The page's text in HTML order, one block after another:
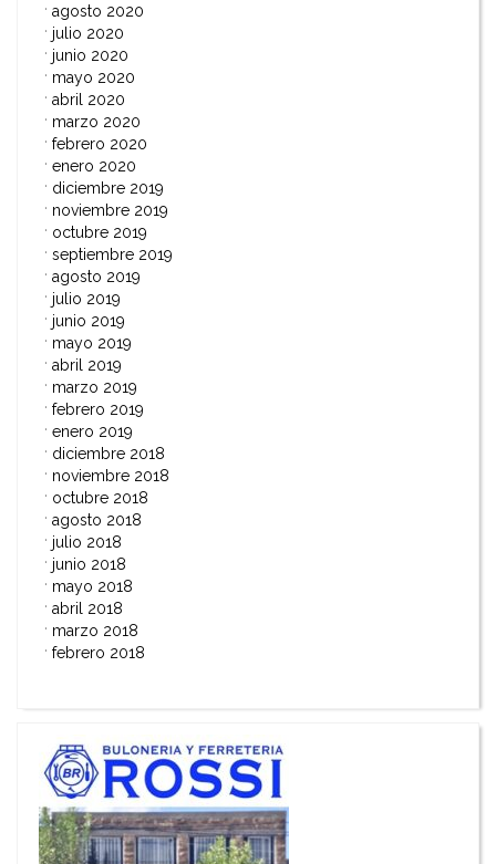
agosto 2020
julio 2020
junio 2020
mayo 2020
abril 2020
marzo 2020
febrero 2020
enero 2020
diciembre 2019
noviembre 2019
octubre 2019
septiembre 2019
agosto 2019
julio 2019
junio 2019
mayo 2019
abril 2019
marzo 2019
febrero 2019
enero 2019
diciembre 2018
noviembre 2018
octubre 2018
agosto 2018
julio 2018
junio 2018
mayo 2018
abril 2018
marzo 2018
febrero 2018